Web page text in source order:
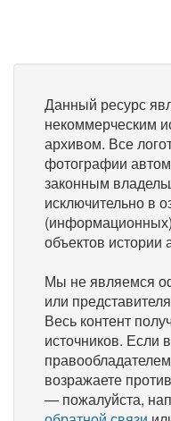
Данный ресурс
некоммерческим
архивом. Все
фотографии
законным
исключительно в
объектов истории
Мы не являемся
или
Весь контент
источников. Если
возражаете
— пожалуйста,